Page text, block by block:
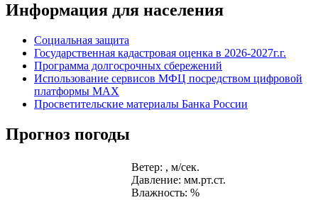
Информация для населения
Социальная защита
Государственная кадастровая оценка в 2026-2027г.г.
Программа долгосрочных сбережений
Использование сервисов МФЦ посредством цифровой
платформы MAX
Просветительские материалы Банка России
Прогноз погоды
Ветер: , м/сек.
Давление: мм.рт.ст.
Влажность: %